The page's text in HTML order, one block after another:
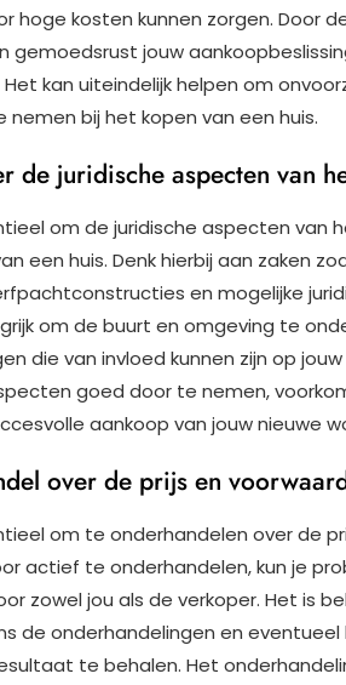
hoge kosten kunnen zorgen. Door
gemoedsrust jouw
kan uiteindelijk helpen om
nemen bij het kopen van een huis.
de juridische aspecten van
om de juridische aspecten van
een huis. Denk hierbij aan zaken
en mogelijke
om de buurt en omgeving te
die van invloed kunnen zijn op
goed door te nemen,
aankoop van jouw nieuwe
over de prijs en
om te onderhandelen over de
actief te onderhandelen, kun je
zowel jou als de verkoper. Het is
de onderhandelingen en
te behalen. Het